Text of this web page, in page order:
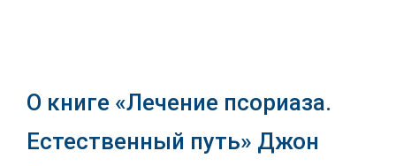
О книге «Лечение псориаза.
Естественный путь» Джон